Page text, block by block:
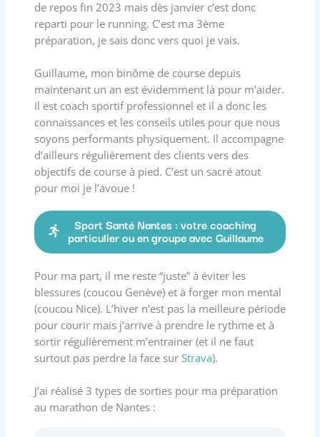
de repos fin 2023 mais dès janvier c’est donc
reparti pour le running. C’est ma 3ème
préparation, je sais donc vers quoi je vais.
Guillaume, mon binôme de course depuis
maintenant un an est évidemment là pour m’aider.
Il est coach sportif professionnel et il a donc les
connaissances et les conseils utiles pour que nous
soyons performants physiquement. Il accompagne
d’ailleurs régulièrement des clients vers des
objectifs de course à pied. C’est un sacré atout
pour moi je l’avoue !
Sport Santé Nantes : votre coaching
particulier ou en groupe avec Guillaume
Pour ma part, il me reste “juste” à éviter les
blessures (coucou Genève) et à forger mon mental
(coucou Nice). L’hiver n’est pas la meilleure période
pour courir mais j’arrive à prendre le rythme et à
sortir régulièrement m’entrainer (et il ne faut
surtout pas perdre la face sur Strava).
J’ai réalisé 3 types de sorties pour ma préparation
au marathon de Nantes :